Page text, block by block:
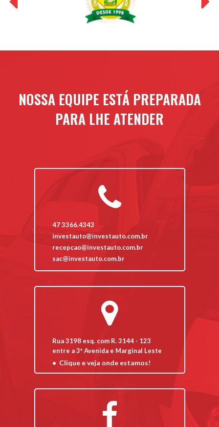
NOSSA EQUIPE ESTÁ PREPARADA
PARA LHE ATENDER
47 3366.4343
investauto@investauto.com.br
recepcao@investauto.com.br
sac@investauto.com.br
Rua 3198 esq. com R. 3144 - 123
entre a 3ª Avenida e Marginal Leste
Clique e veja onde estamos!